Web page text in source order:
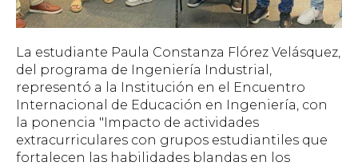
La estudiante Paula Constanza Flórez Velásquez,
del programa de Ingeniería Industrial,
representó a la Institución en el Encuentro
Internacional de Educación en Ingeniería, con
la ponencia "Impacto de actividades
extracurriculares con grupos estudiantiles que
fortalecen las habilidades blandas en los